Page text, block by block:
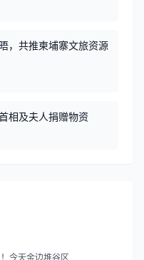
，共推柬埔寨文旅资源
相及夫人捐赠物资
今天金边堆谷区